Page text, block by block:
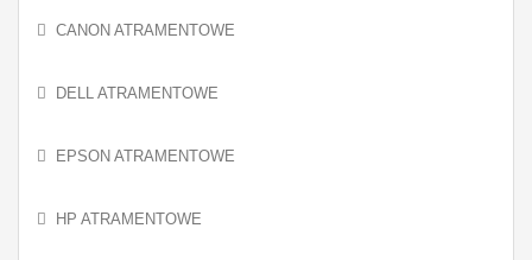
CANON ATRAMENTOWE
DELL ATRAMENTOWE
EPSON ATRAMENTOWE
HP ATRAMENTOWE